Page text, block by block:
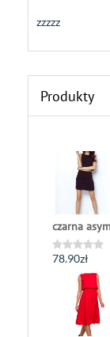
zzzzz
Produkty
czarna
Oceniono
78.90zł